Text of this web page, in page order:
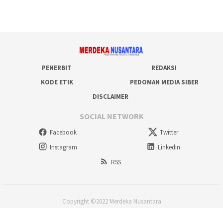
PENERBIT
REDAKSI
KODE ETIK
PEDOMAN MEDIA SIBER
DISCLAIMER
SOCIAL NETWORK
Facebook
Twitter
Instagram
Linkedin
RSS
Copyright ©2022 Merdeka Nusantara